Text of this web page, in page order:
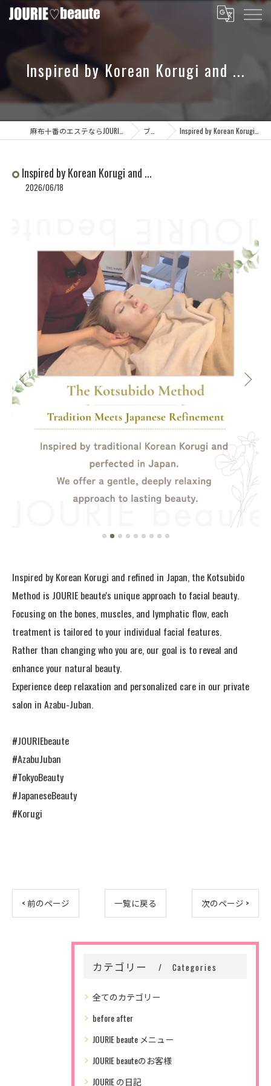
Inspired by Korean Korugi and ...
ブログ Inspired by Korean Korugi and ...
Inspired by Korean Korugi and ...
2026/06/18
Inspired by Korean Korugi and refined in Japan, the Kotsubido
Method is JOURIE beaute's unique approach to facial beauty.
Focusing on the bones, muscles, and lymphatic flow, each
treatment is tailored to your individual facial features.
Rather than changing who you are, our goal is to reveal and
enhance your natural beauty.
Experience deep relaxation and personalized care in our private
salon in Azabu-Juban.
#JOURIEbeaute
#AzabuJuban
#TokyoBeauty
#JapaneseBeauty
#Korugi
< 前のページ 一覧に戻る 次のページ >
カテゴリー Categories
全てのカテゴリー
before after
JOURIE beaute メニュー
JOURIE beauteのお客様
JOURIE の日記